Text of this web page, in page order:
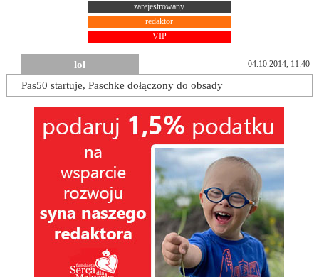
zarejestrowany
redaktor
VIP
lol 04.10.2014, 11:40
Pas50 startuje, Paschke dołączony do obsady